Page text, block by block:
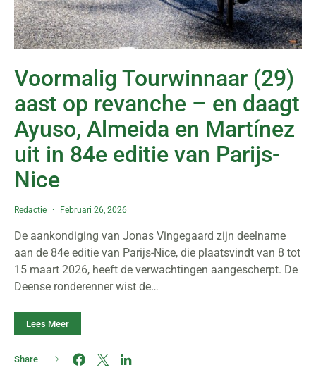
Voormalig Tourwinnaar (29)
aast op revanche – en daagt
Ayuso, Almeida en Martínez
uit in 84e editie van Parijs-
Nice
Redactie Februari 26, 2026
De aankondiging van Jonas Vingegaard zijn deelname
aan de 84e editie van Parijs-Nice, die plaatsvindt van 8 tot
15 maart 2026, heeft de verwachtingen aangescherpt. De
Deense ronderenner wist de…
Lees Meer
Share